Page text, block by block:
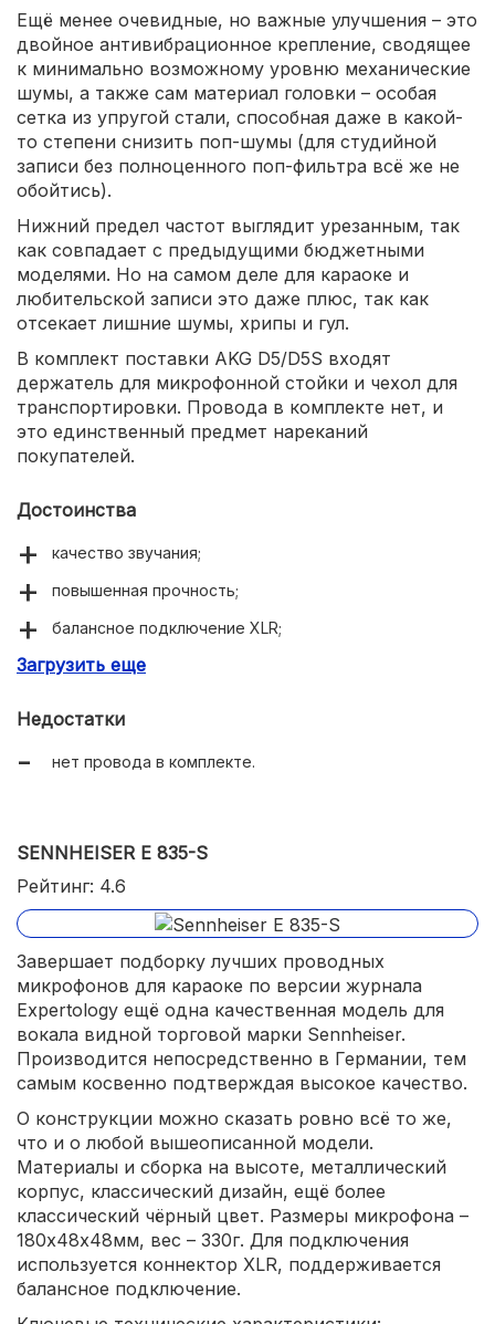
Ещё менее очевидные, но важные улучшения – это
двойное антивибрационное крепление, сводящее
к минимально возможному уровню механические
шумы, а также сам материал головки – особая
сетка из упругой стали, способная даже в какой-
то степени снизить поп-шумы (для студийной
записи без полноценного поп-фильтра всё же не
обойтись).
Нижний предел частот выглядит урезанным, так
как совпадает с предыдущими бюджетными
моделями. Но на самом деле для караоке и
любительской записи это даже плюс, так как
отсекает лишние шумы, хрипы и гул.
В комплект поставки AKG D5/D5S входят
держатель для микрофонной стойки и чехол для
транспортировки. Провода в комплекте нет, и
это единственный предмет нареканий
покупателей.
Достоинства
качество звучания;
повышенная прочность;
балансное подключение XLR;
инновационная диафрагма;
Загрузить еще
Недостатки
нет провода в комплекте.
SENNHEISER E 835-S
Рейтинг: 4.6
Завершает подборку лучших проводных
микрофонов для караоке по версии журнала
Expertology ещё одна качественная модель для
вокала видной торговой марки Sennheiser.
Производится непосредственно в Германии, тем
самым косвенно подтверждая высокое качество.
О конструкции можно сказать ровно всё то же,
что и о любой вышеописанной модели.
Материалы и сборка на высоте, металлический
корпус, классический дизайн, ещё более
классический чёрный цвет. Размеры микрофона –
180х48х48мм, вес – 330г. Для подключения
используется коннектор XLR, поддерживается
балансное подключение.